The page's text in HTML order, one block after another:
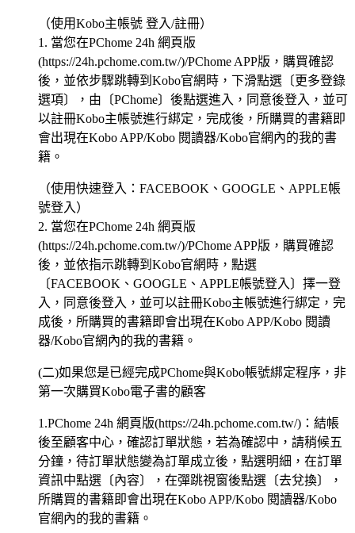
（使用Kobo主帳號 登入/註冊）
1. 當您在PChome 24h 網頁版
(https://24h.pchome.com.tw/)/PChome APP版，購買確認
後，並依步驟跳轉到Kobo官網時，下滑點選〔更多登錄
選項〕，由〔PChome〕後點選進入，同意後登入，並可
以註冊Kobo主帳號進行綁定，完成後，所購買的書籍即
會出現在Kobo APP/Kobo 閱讀器/Kobo官網內的我的書
籍。
（使用快速登入：FACEBOOK、GOOGLE、APPLE帳
號登入）
2. 當您在PChome 24h 網頁版
(https://24h.pchome.com.tw/)/PChome APP版，購買確認
後，並依指示跳轉到Kobo官網時，點選
〔FACEBOOK、GOOGLE、APPLE帳號登入〕擇一登
入，同意後登入，並可以註冊Kobo主帳號進行綁定，完
成後，所購買的書籍即會出現在Kobo APP/Kobo 閱讀
器/Kobo官網內的我的書籍。
(二)如果您是已經完成PChome與Kobo帳號綁定程序，非
第一次購買Kobo電子書的顧客
1.PChome 24h 網頁版(https://24h.pchome.com.tw/)：結帳
後至顧客中心，確認訂單狀態，若為確認中，請稍候五
分鐘，待訂單狀態變為訂單成立後，點選明細，在訂單
資訊中點選〔內容〕，在彈跳視窗後點選〔去兌換〕，
所購買的書籍即會出現在Kobo APP/Kobo 閱讀器/Kobo
官網內的我的書籍。